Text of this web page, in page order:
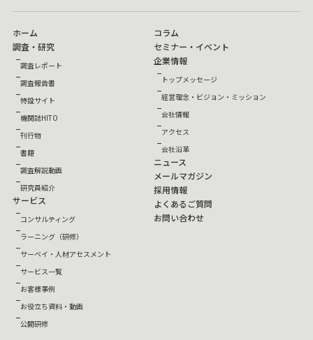
ホーム
調査・研究
調査レポート
調査報告書
特設サイト
機関誌HITO
刊行物
書籍
調査解説動画
研究員紹介
サービス
コンサルティング
ラーニング（研修）
サーベイ・人材アセスメント
サービス一覧
お客様事例
お役立ち資料・動画
公開研修
コラム
セミナー・イベント
企業情報
トップメッセージ
経営理念・ビジョン・ミッション
会社情報
アクセス
会社沿革
ニュース
メールマガジン
採用情報
よくあるご質問
お問い合わせ